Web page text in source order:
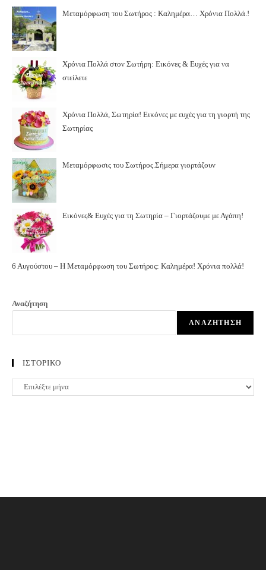
Μεταμόρφωση του Σωτήρος : Καλημέρα… Χρόνια Πολλά.!
Χρόνια Πολλά στον Σωτήρη: Εικόνες & Ευχές για να
στείλετε
Χρόνια Πολλά, Σωτηρία! Εικόνες με ευχές για τη γιορτή της
Σωτηρίας
Μεταμόρφωσις του Σωτήρος.Σήμερα γιορτάζουν
Εικόνες& Ευχές για τη Σωτηρία – Γιορτάζουμε με Αγάπη!
6 Αυγούστου – Η Μεταμόρφωση του Σωτήρος: Καλημέρα! Χρόνια πολλά!
Αναζήτηση
ΑΝΑΖΉΤΗΣΗ
ΙΣΤΟΡΙΚΟ
ΙΣΤΟΡΙΚΟ